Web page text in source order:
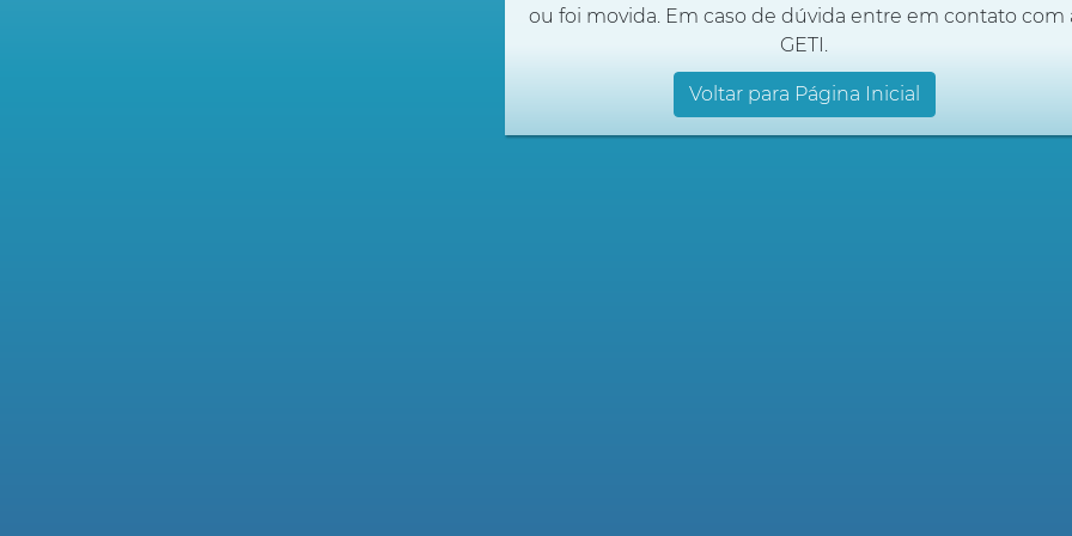
ou foi movida. Em caso de dúvida entre em contato com
GETI.
Voltar para Página Inicial